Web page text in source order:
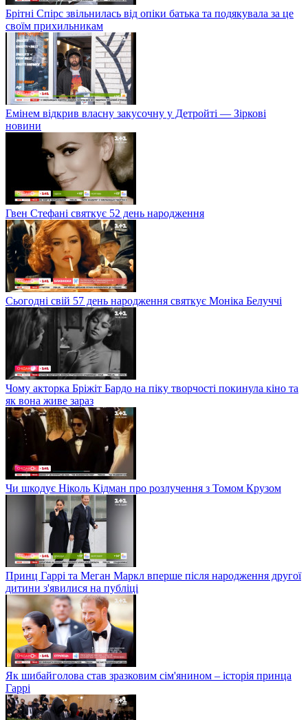
Брітні Спірс звільнилась від опіки батька та подякувала за це
своїм прихильникам
Емінем відкрив власну закусочну у Детройті — Зіркові
новини
Гвен Стефані святкує 52 день народження
Сьогодні свій 57 день народження святкує Моніка Белуччі
Чому акторка Бріжіт Бардо на піку творчості покинула кіно та
як вона живе зараз
Чи шкодує Ніколь Кідман про розлучення з Томом Крузом
Принц Гаррі та Меган Маркл вперше після народження другої
дитини з'явилися на публіці
Як шибайголова став зразковим сім'янином – історія принца
Гаррі